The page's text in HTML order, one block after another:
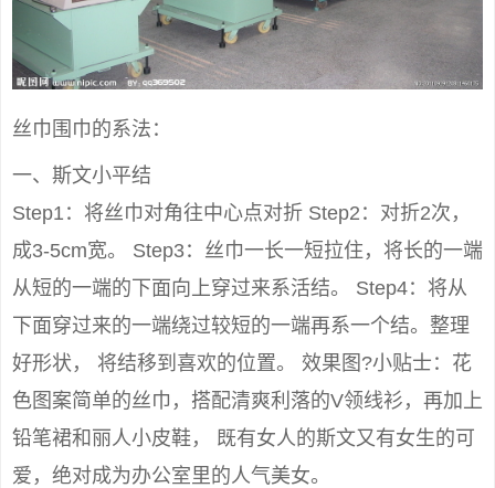
丝巾围巾的系法：
一、斯文小平结
Step1：将丝巾对角往中心点对折 Step2：对折2次，
成3-5cm宽。 Step3：丝巾一长一短拉住，将长的一端
从短的一端的下面向上穿过来系活结。 Step4：将从
下面穿过来的一端绕过较短的一端再系一个结。整理
好形状， 将结移到喜欢的位置。 效果图?小贴士：花
色图案简单的丝巾，搭配清爽利落的V领线衫，再加上
铅笔裙和丽人小皮鞋， 既有女人的斯文又有女生的可
爱，绝对成为办公室里的人气美女。